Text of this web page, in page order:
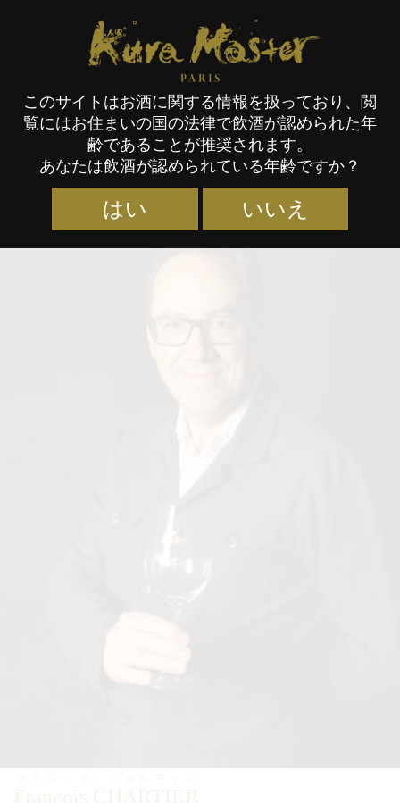
審査員
Kura Master Paris
このサイトはお酒に関する情報を扱っており、閲
覧にはお住まいの国の法律で飲酒が認められた年
齢であることが推奨されます。
あなたは飲酒が認められている年齢ですか？
はい いいえ